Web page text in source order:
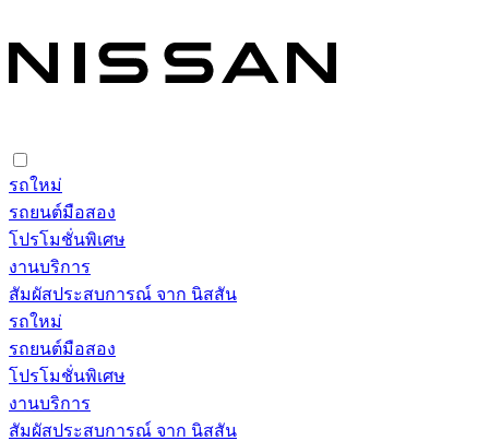
รถใหม่
รถยนต์มือสอง
โปรโมชั่นพิเศษ
งานบริการ
สัมผัสประสบการณ์ จาก นิสสัน
รถใหม่
รถยนต์มือสอง
โปรโมชั่นพิเศษ
งานบริการ
สัมผัสประสบการณ์ จาก นิสสัน